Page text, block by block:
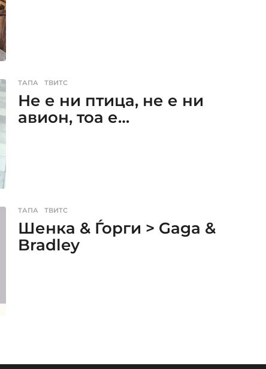
ТАПА ,ТВИТС
Не е ни птица, не е ни
авион, тоа е…
ТАПА ,ТВИТС
Шенка & Ѓорги > Gaga &
Bradley